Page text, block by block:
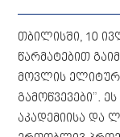
თბილისში, 10
წარმატებით
მოვლის
გამოწვევები”.
აკადემიისა და